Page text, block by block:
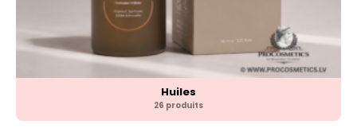
Huiles
26 produits